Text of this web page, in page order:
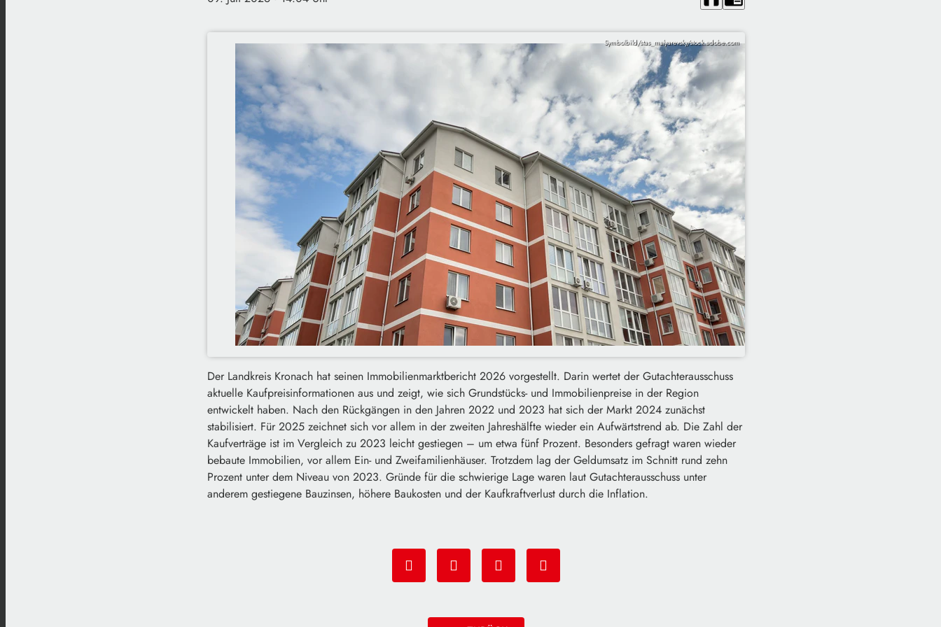
Symbolbild/stas_malyarevsky/stock.adobe.com
Der Landkreis Kronach hat seinen Immobilienmarktbericht 2026 vorgestellt. Darin wertet der Gutachterausschuss
aktuelle Kaufpreisinformationen aus und zeigt, wie sich Grundstücks- und Immobilienpreise in der Region
entwickelt haben. Nach den Rückgängen in den Jahren 2022 und 2023 hat sich der Markt 2024 zunächst
stabilisiert. Für 2025 zeichnet sich vor allem in der zweiten Jahreshälfte wieder ein Aufwärtstrend ab. Die Zahl der
Kaufverträge ist im Vergleich zu 2023 leicht gestiegen – um etwa fünf Prozent. Besonders gefragt waren wieder
bebaute Immobilien, vor allem Ein- und Zweifamilienhäuser. Trotzdem lag der Geldumsatz im Schnitt rund zehn
Prozent unter dem Niveau von 2023. Gründe für die schwierige Lage waren laut Gutachterausschuss unter
anderem gestiegene Bauzinsen, höhere Baukosten und der Kaufkraftverlust durch die Inflation.